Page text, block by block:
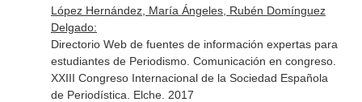
López Hernández, María Ángeles, Rubén Domínguez
Delgado:
Directorio Web de fuentes de información expertas para
estudiantes de Periodismo. Comunicación en congreso.
XXIII Congreso Internacional de la Sociedad Española
de Periodística. Elche. 2017